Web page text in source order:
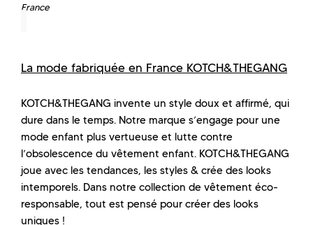
France
La mode fabriquée en France KOTCH&THEGANG
KOTCH&THEGANG invente un style doux et affirmé, qui
dure dans le temps. Notre marque s’engage pour une
mode enfant plus vertueuse et lutte contre
l’obsolescence du vêtement enfant. KOTCH&THEGANG
joue avec les tendances, les styles & crée des looks
intemporels. Dans notre collection de vêtement éco-
responsable, tout est pensé pour créer des looks
uniques !